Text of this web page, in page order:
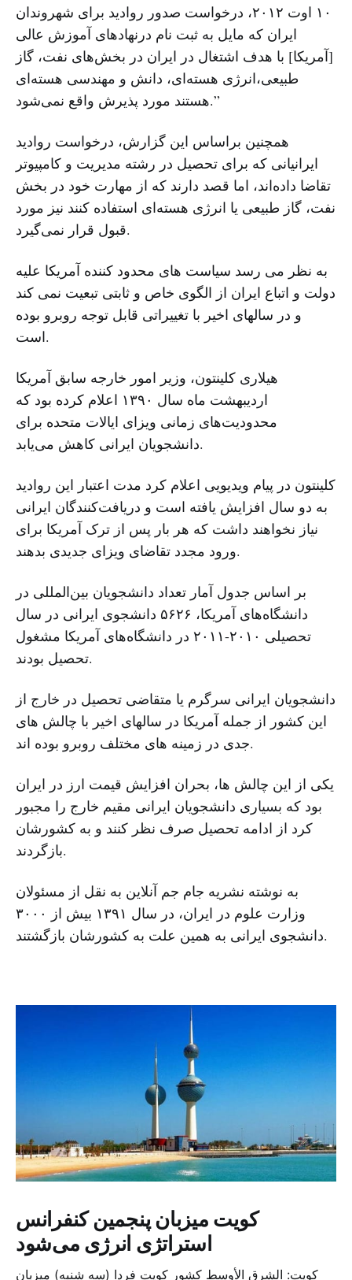
١٠ اوت ٢٠١٢، درخواست صدور روادید برای شهروندان
ایران که مایل به ثبت نام درنهادهای آموزش عالی
[آمریکا] با هدف اشتغال در ایران در بخش‌های نفت، گاز
طبیعی،انرژی‌ هسته‌ای، دانش و مهندسی هسته‌ای
هستند مورد پذیرش واقع نمی‌شود.”
همچنین براساس این گزارش، درخواست روادید
ایرانیانی که برای تحصیل در رشته مدیریت و کامپیوتر
تقاضا داده‌اند، اما قصد دارند که از مهارت خود در بخش
نفت، گاز طبیعی یا انرژی هسته‌ای استفاده کنند نیز مورد
قبول قرار نمی‌گیرد.
به نظر می رسد سیاست های محدود کننده آمریکا علیه
دولت و اتباع ایران از الگوی خاص و ثابتی تبعیت نمی کند
و در سالهای اخیر با تغییراتی قابل توجه روبرو بوده
است.
هیلاری کلینتون، وزیر امور خارجه سابق آمریکا
اردیبهشت ماه سال ۱۳۹۰ اعلام کرده بود که
محدودیت‌های زمانی ویزای ایالات متحده برای
دانشجویان ایرانی کاهش می‌یابد.
کلینتون در پیام ویدیویی اعلام کرد مدت اعتبار این روادید
به دو سال افزایش یافته است و دریافت‌کنندگان ایرانی
نیاز نخواهند داشت که هر بار پس از ترک آمریکا برای
ورود مجدد تقاضای ویزای جدیدی بدهند.
بر اساس جدول آمار تعداد دانشجویان بین‌المللی در
دانشگاه‌های آمریکا، ‌۵۶۲۶ دانشجوی ایرانی در سال
تحصیلی ۲۰۱۰-۲۰۱۱ در دانشگاه‌های آمریکا مشغول
تحصیل بودند.
دانشجویان ایرانی سرگرم یا متقاضی تحصیل در خارج از
این کشور از جمله آمریکا در سالهای اخیر با چالش های
جدی در زمینه های مختلف روبرو بوده اند.
یکی از این چالش ها، بحران افزایش قیمت ارز در ایران
بود که بسیاری دانشجویان ایرانی مقیم خارج را مجبور
کرد از ادامه تحصیل صرف نظر کنند و به کشورشان
بازگردند.
به نوشته نشریه جام جم آنلاین به نقل از مسئولان
وزارت علوم در ایران، در سال ۱۳۹۱ بیش از ۳۰۰۰
دانشجوی ایرانی به همین علت به کشورشان بازگشتند.
کویت میزبان پنجمین کنفرانس
استراتژی انرژی می‌شود
کویت: الشرق الأوسط کشور کویت فردا (سه شنبه) میزبان